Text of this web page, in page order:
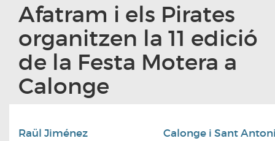
Afatram i els Pirates
organitzen la 11 edició
de la Festa Motera a
Calonge
Raül Jiménez
Calonge i Sant